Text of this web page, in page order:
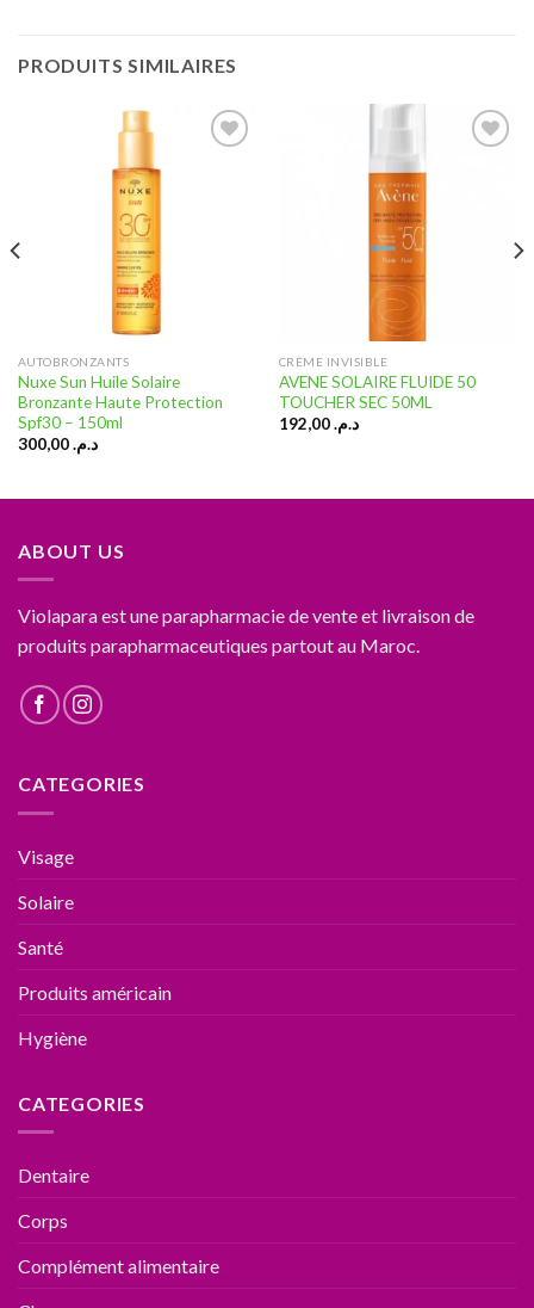
PRODUITS SIMILAIRES
AUTOBRONZANTS
Nuxe Sun Huile Solaire
Bronzante Haute Protection
Spf30 – 150ml
د.م.300,00
CRÈME INVISIBLE
AVENE SOLAIRE FLUIDE 50
TOUCHER SEC 50ML
د.م.192,00
ABOUT US
Violapara est une parapharmacie de vente et livraison de
produits parapharmaceutiques partout au Maroc.
CATEGORIES
Visage
Solaire
Santé
Produits américain
Hygiène
CATEGORIES
Dentaire
Corps
Complément alimentaire